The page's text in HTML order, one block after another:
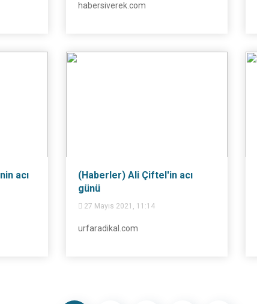
habersiverek.com
acı
(Haberler) Ali Çiftel'in acı
günü
27 Mayıs 2021, 11:14
urfaradikal.com